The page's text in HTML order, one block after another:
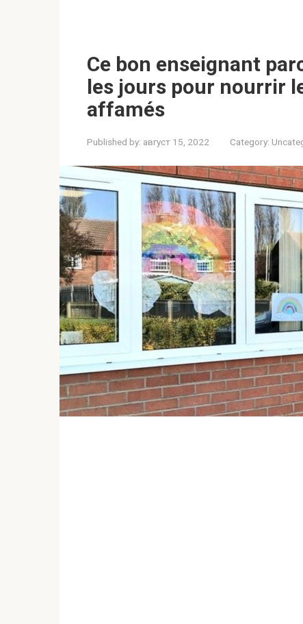
Ce bon enseignant
les jours pour nourrir
affamés
Published by: август 15, 2022 Category: